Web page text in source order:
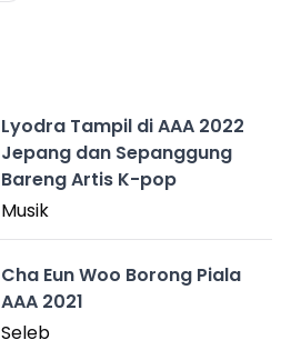
Lyodra Tampil di AAA 2022
Jepang dan Sepanggung
Bareng Artis K-pop
Musik
Cha Eun Woo Borong Piala
AAA 2021
Seleb